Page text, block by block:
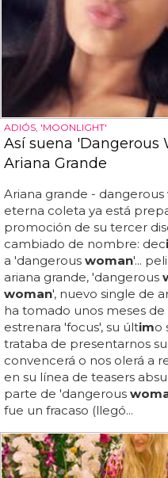
ADIÓS, 'MOONLIGHT'
Así suena 'Dangerous
Ariana Grande
Ariana grande - dangerous
eterna coleta ya está
promoción de su tercer
cambiado de nombre: dec
a 'dangerous woman'...
ariana grande, 'dangerous
woman', nuevo single de
ha tomado unos meses
estrenara 'focus', su último
trataba de presentarnos
convencerá o nos olerá a
en su línea de teasers
parte de 'dangerous
fue un fracaso (llegó...